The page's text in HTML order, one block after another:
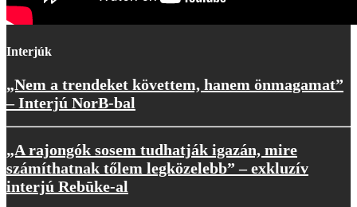
Interjúk
„Nem a trendeket követtem, hanem önmagamat”
– Interjú NorB-bal
„A rajongók sosem tudhatják igazán, mire
számíthatnak tőlem legközelebb” – exkluzív
interjú Rebūke-al